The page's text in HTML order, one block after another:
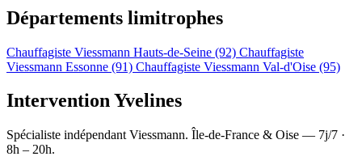
Départements limitrophes
Chauffagiste Viessmann Hauts-de-Seine (92) Chauffagiste
Viessmann Essonne (91) Chauffagiste Viessmann Val-d'Oise (95)
Intervention Yvelines
Spécialiste indépendant Viessmann. Île-de-France & Oise — 7j/7 ·
8h – 20h.